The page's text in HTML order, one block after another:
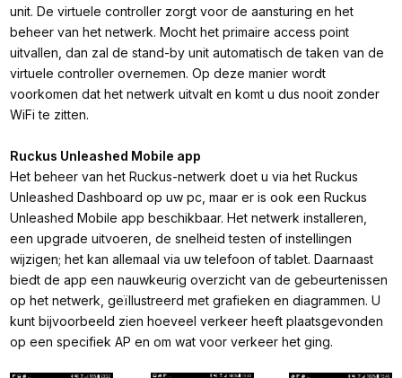
unit. De virtuele controller zorgt voor de aansturing en het
beheer van het netwerk. Mocht het primaire access point
uitvallen, dan zal de stand-by unit automatisch de taken van de
virtuele controller overnemen. Op deze manier wordt
voorkomen dat het netwerk uitvalt en komt u dus nooit zonder
WiFi te zitten.
Ruckus Unleashed Mobile app
Het beheer van het Ruckus-netwerk doet u via het Ruckus
Unleashed Dashboard op uw pc, maar er is ook een Ruckus
Unleashed Mobile app beschikbaar. Het netwerk installeren,
een upgrade uitvoeren, de snelheid testen of instellingen
wijzigen; het kan allemaal via uw telefoon of tablet. Daarnaast
biedt de app een nauwkeurig overzicht van de gebeurtenissen
op het netwerk, geïllustreerd met grafieken en diagrammen. U
kunt bijvoorbeeld zien hoeveel verkeer heeft plaatsgevonden
op een specifiek AP en om wat voor verkeer het ging.